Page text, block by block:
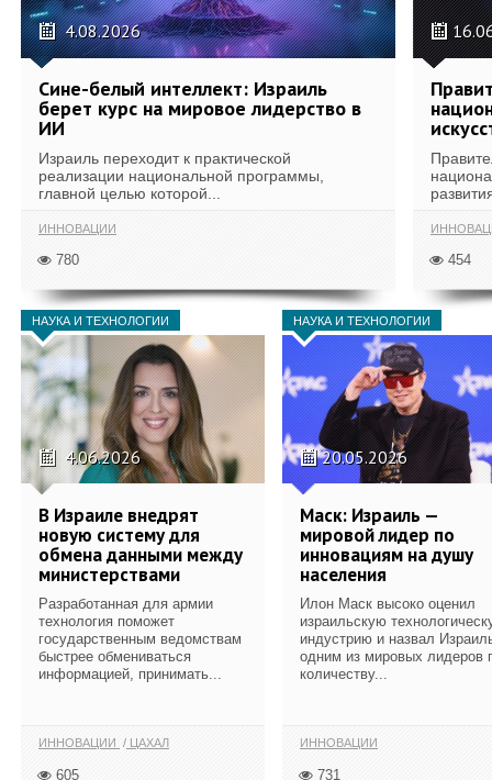
4.08.2026
Сине-белый интеллект: Израиль
берет курс на мировое лидерство в
ИИ
Израиль переходит к практической
реализации национальной программы,
главной целью которой...
ИННОВАЦИИ
780 454
НАУКА И ТЕХНОЛОГИИ
4.06.2026
В Израиле внедрят
новую систему для
обмена данными между
министерствами
Разработанная для армии
технология поможет
государственным ведомствам
быстрее обмениваться
информацией, принимать...
ИННОВАЦИИ ЦАХАЛ
605
НАУКА И ТЕХНОЛОГИИ
20.05.2026
Маск: Израиль —
мировой лидер по
инновациям на душу
населения
Илон Маск высоко оценил
израильскую
индустрию и назвал
одним из мировых лидеров
количеству...
ИННОВАЦИИ
731